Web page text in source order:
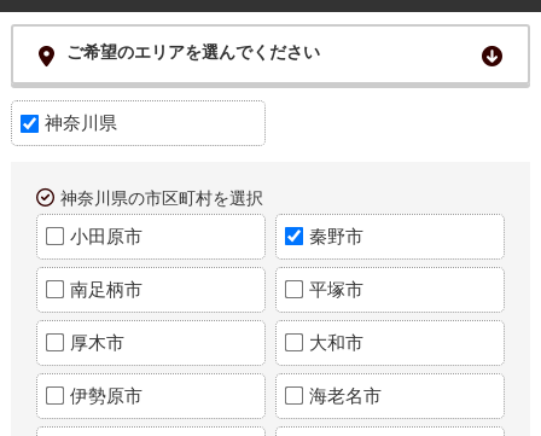
ご希望のエリアを選んでください
神奈川県
神奈川県の市区町村を選択
小田原市 秦野市
南足柄市 平塚市
厚木市 大和市
伊勢原市 海老名市